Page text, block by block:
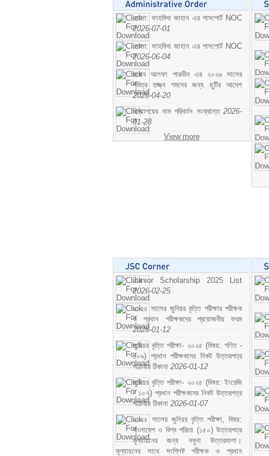
মোসা: ফাহমিদা জাহান এর পাসপোর্ট NOC
2026-07-01
মোসা: ফাহমিদা জাহান এর পাসপোর্ট NOC
2026-06-04
জনাব আলফা পারভীন এর ২০২৬ সালের
পবিত্র হজ্জ্ব গমনের জন্য ছুটির আদেশ
2026-04-20
বিদ্যালয়ের নাম পরিবর্তন সংক্রান্ত 2026-
01-28
View more
Junior Scholarship 2025 List
2026-02-25
২০২৫ সালের জুনিয়র বৃত্তি পরীক্ষার পরীক্ষক
ও প্রধান পরীক্ষকদের প্রয়োজনীয় ফরম
2026-01-12
জুনিয়র বৃত্তি পরীক্ষা- ২০২৫ (বিষয়: গণিত -
১০৯) প্রধান পরীক্ষকদের নিকট উত্তরপত্র
পাঠাবার ঠিকানা 2026-01-12
জুনিয়র বৃত্তি পরীক্ষা- ২০২৫ (বিষয়: ইংরেজি
- ১০৭) প্রধান পরীক্ষকদের নিকট উত্তরপত্র
পাঠাবার ঠিকানা 2026-01-07
২০২৫ সালের জুনিয়র বৃত্তি পরীক্ষা, বিষয়:
বাংলাদেশ ও বিশ্ব পরিচয় (১৫০) উত্তরপত্র
মূল্যায়নের জন্য নমুনা উত্তরমালা।
মূল্যায়নের সাথে সংশ্লিষ্ট পরীক্ষক ও প্রধান